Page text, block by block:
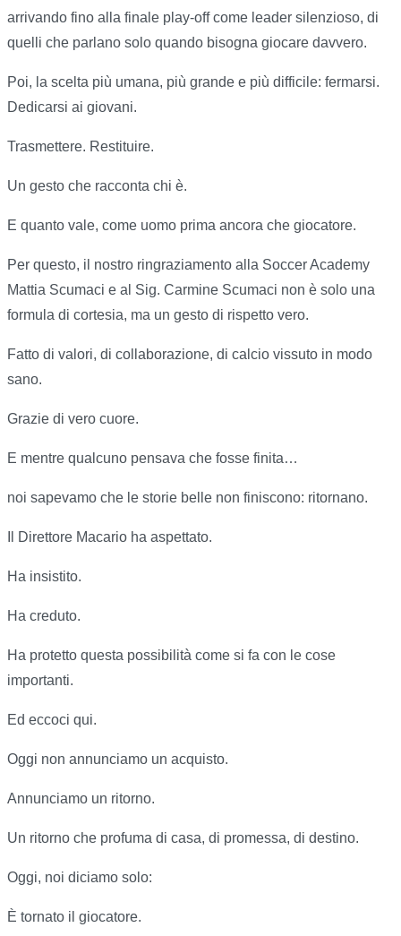
arrivando fino alla finale play-off come leader silenzioso, di
quelli che parlano solo quando bisogna giocare davvero.
Poi, la scelta più umana, più grande e più difficile: fermarsi.
Dedicarsi ai giovani.
Trasmettere. Restituire.
Un gesto che racconta chi è.
E quanto vale, come uomo prima ancora che giocatore.
Per questo, il nostro ringraziamento alla Soccer Academy
Mattia Scumaci e al Sig. Carmine Scumaci non è solo una
formula di cortesia, ma un gesto di rispetto vero.
Fatto di valori, di collaborazione, di calcio vissuto in modo
sano.
Grazie di vero cuore.
E mentre qualcuno pensava che fosse finita…
noi sapevamo che le storie belle non finiscono: ritornano.
Il Direttore Macario ha aspettato.
Ha insistito.
Ha creduto.
Ha protetto questa possibilità come si fa con le cose
importanti.
Ed eccoci qui.
Oggi non annunciamo un acquisto.
Annunciamo un ritorno.
Un ritorno che profuma di casa, di promessa, di destino.
Oggi, noi diciamo solo:
È tornato il giocatore.